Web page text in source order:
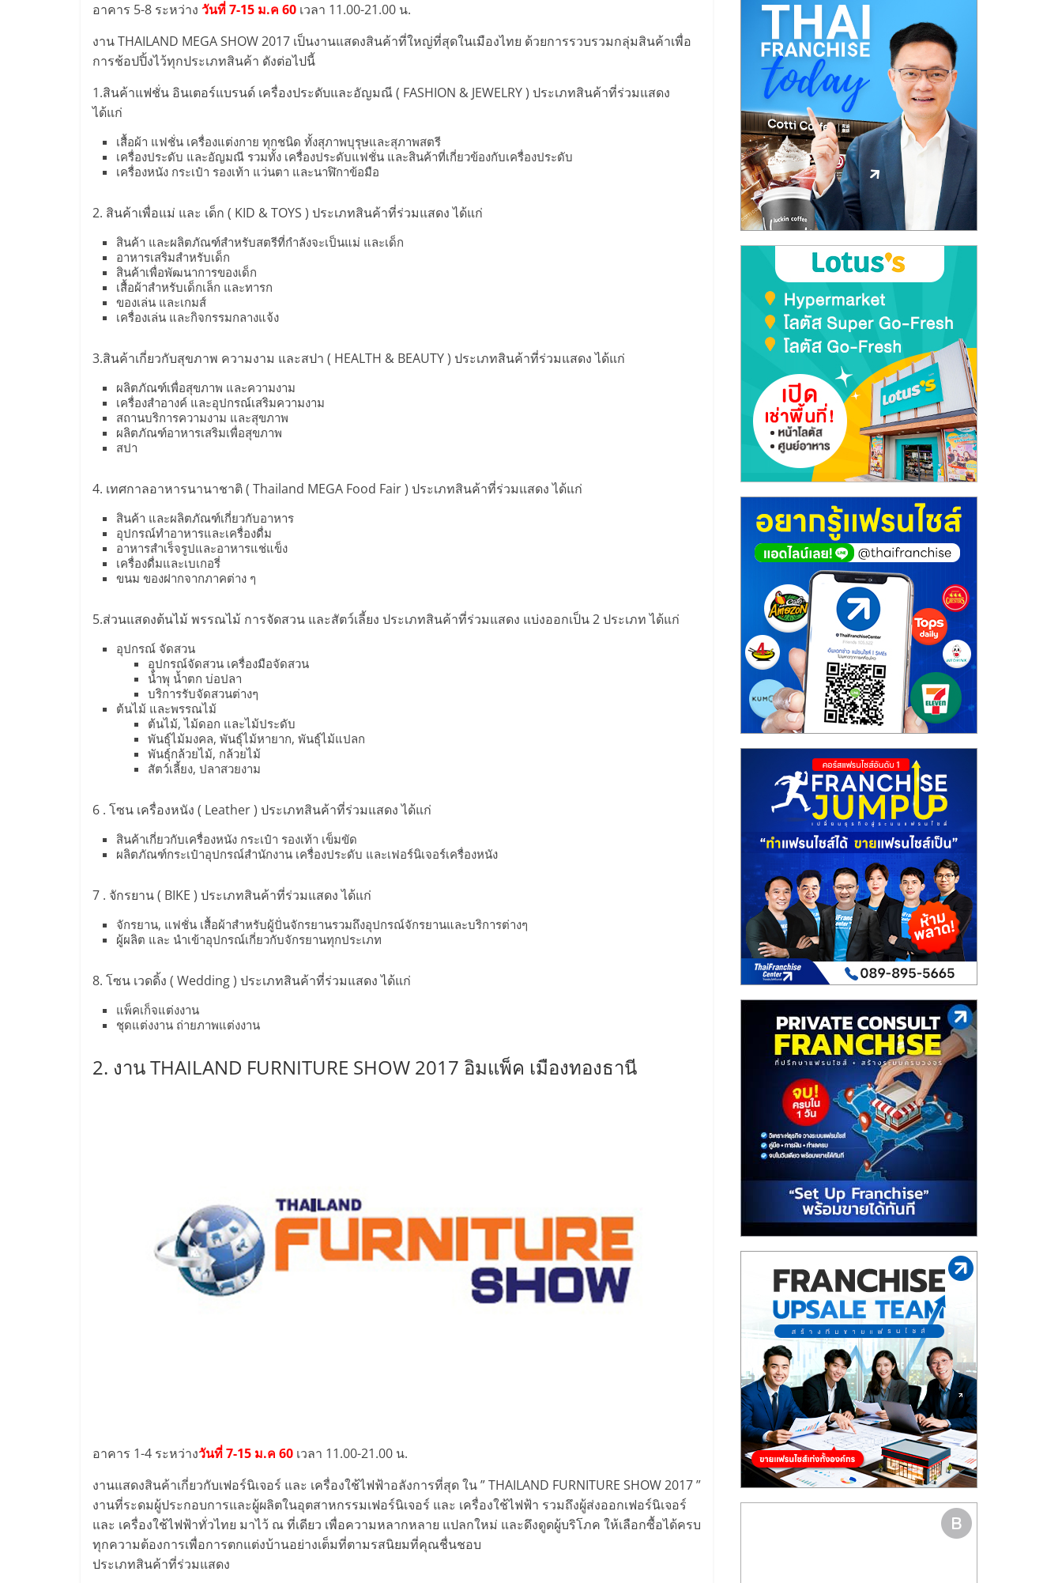
ไชส์
ขาย
แฟ
รน
ไชส์
แฟ
รน
ไชส์
ขาย
หน้า
บ้าน
ลงทุน
น้อย
คืน
ทุน
ที่
ปรึกษา
การ
ลงทุน
และ
ขยาย
สา
ขา
แฟ
ทำเล
สำหรับ
เปิด
อาคาร 5-8 ระหว่าง วันที่ 7-15 ม.ค 60 เวลา 11.00-21.00 น.
งาน THAILAND MEGA SHOW 2017 เป็นงานแสดงสินค้าที่ใหญ่ที่สุดในเมืองไทย ด้วยการรวบรวมกลุ่มสินค้าเพื่อ
การช้อปปิ้งไว้ทุกประเภทสินค้า ดังต่อไปนี้
1.สินค้าแฟชั่น อินเตอร์แบรนด์ เครื่องประดับและอัญมณี ( FASHION & JEWELRY ) ประเภทสินค้าที่ร่วมแสดง
ได้แก่
เสื้อผ้า แฟชั่น เครื่องแต่งกาย ทุกชนิด ทั้งสุภาพบุรุษและสุภาพสตรี
เครื่องประดับ และอัญมณี รวมทั้ง เครื่องประดับแฟชั่น และสินค้าที่เกี่ยวข้องกับเครื่องประดับ
เครื่องหนัง กระเป๋า รองเท้า แว่นตา และนาฬิกาข้อมือ
2. สินค้าเพื่อแม่ และ เด็ก ( KID & TOYS ) ประเภทสินค้าที่ร่วมแสดง ได้แก่
สินค้า และผลิตภัณฑ์สำหรับสตรีที่กำลังจะเป็นแม่ และเด็ก
อาหารเสริมสำหรับเด็ก
สินค้าเพื่อพัฒนาการของเด็ก
เสื้อผ้าสำหรับเด็กเล็ก และทารก
ของเล่น และเกมส์
เครื่องเล่น และกิจกรรมกลางแจ้ง
3.สินค้าเกี่ยวกับสุขภาพ ความงาม และสปา ( HEALTH & BEAUTY ) ประเภทสินค้าที่ร่วมแสดง ได้แก่
ผลิตภัณฑ์เพื่อสุขภาพ และความงาม
เครื่องสำอางค์ และอุปกรณ์เสริมความงาม
สถานบริการความงาม และสุขภาพ
ผลิตภัณฑ์อาหารเสริมเพื่อสุขภาพ
สปา
4. เทศกาลอาหารนานาชาติ ( Thailand MEGA Food Fair ) ประเภทสินค้าที่ร่วมแสดง ได้แก่
สินค้า และผลิตภัณฑ์เกี่ยวกับอาหาร
อุปกรณ์ทำอาหารและเครื่องดื่ม
อาหารสำเร็จรูปและอาหารแช่แข็ง
เครื่องดื่มและเบเกอรี่
ขนม ของฝากจากภาคต่าง ๆ
5.ส่วนแสดงต้นไม้ พรรณไม้ การจัดสวน และสัตว์เลี้ยง ประเภทสินค้าที่ร่วมแสดง แบ่งออกเป็น 2 ประเภท ได้แก่
อุปกรณ์ จัดสวน
อุปกรณ์จัดสวน เครื่องมือจัดสวน
น้ำพุ น้ำตก บ่อปลา
บริการรับจัดสวนต่างๆ
ต้นไม้ และพรรณไม้
ต้นไม้, ไม้ดอก และไม้ประดับ
พันธุ์ไม้มงคล, พันธุ์ไม้หายาก, พันธุ์ไม้แปลก
พันธุ์กล้วยไม้, กล้วยไม้
สัตว์เลี้ยง, ปลาสวยงาม
6 . โซน เครื่องหนัง ( Leather ) ประเภทสินค้าที่ร่วมแสดง ได้แก่
สินค้าเกี่ยวกับเครื่องหนัง กระเป๋า รองเท้า เข็มขัด
ผลิตภัณฑ์กระเป๋าอุปกรณ์สำนักงาน เครื่องประดับ และเฟอร์นิเจอร์เครื่องหนัง
7 . จักรยาน ( BIKE ) ประเภทสินค้าที่ร่วมแสดง ได้แก่
จักรยาน, แฟชั่น เสื้อผ้าสำหรับผู้ปั่นจักรยานรวมถึงอุปกรณ์จักรยานและบริการต่างๆ
ผู้ผลิต และ นำเข้าอุปกรณ์เกี่ยวกับจักรยานทุกประเภท
8. โซน เวดดิ้ง ( Wedding ) ประเภทสินค้าที่ร่วมแสดง ได้แก่
แพ็คเก็จแต่งงาน
ชุดแต่งงาน ถ่ายภาพแต่งงาน
2. งาน THAILAND FURNITURE SHOW 2017 อิมแพ็ค เมืองทองธานี
อาคาร 1-4 ระหว่างวันที่ 7-15 ม.ค 60 เวลา 11.00-21.00 น.
งานแสดงสินค้าเกี่ยวกับเฟอร์นิเจอร์ และ เครื่องใช้ไฟฟ้าอลังการที่สุด ใน ” THAILAND FURNITURE SHOW 2017 ”
งานที่ระดมผู้ประกอบการและผู้ผลิตในอุตสาหกรรมเฟอร์นิเจอร์ และ เครื่องใช้ไฟฟ้า รวมถึงผู้ส่งออกเฟอร์นิเจอร์
และ เครื่องใช้ไฟฟ้าทั่วไทย มาไว้ ณ ที่เดียว เพื่อความหลากหลาย แปลกใหม่ และดึงดูดผู้บริโภค ให้เลือกซื้อได้ครบ
ทุกความต้องการเพื่อการตกแต่งบ้านอย่างเต็มที่ตามรสนิยมที่คุณชื่นชอบ
ประเภทสินค้าที่ร่วมแสดง